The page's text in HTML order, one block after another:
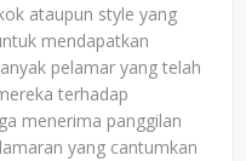
ataupun style yang
mendapatkan
pelamar yang telah
terhadap
menerima panggilan
yang cantumkan